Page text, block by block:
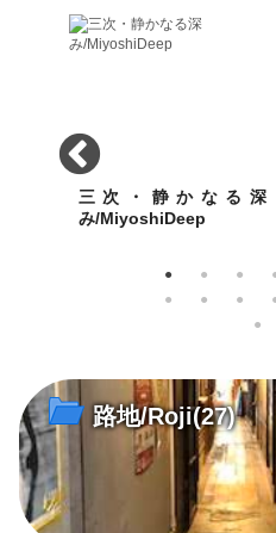
三次・静かなる深
み/MiyoshiDeep
雪化粧の三次のまちには深み
路地/Roji(27)